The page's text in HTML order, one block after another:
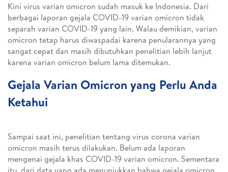
Kini virus varian omicron sudah masuk ke Indonesia. Dari
berbagai laporan gejala COVID-19 varian omicron tidak
separah varian COVID-19 yang lain. Walau demikian, varian
omicron tetap harus diwaspadai karena penularannya yang
sangat cepat dan masih dibutuhkan penelitian lebih lanjut
karena varian omicron belum lama ditemukan.
Gejala Varian Omicron yang Perlu Anda
Ketahui
Sampai saat ini, penelitian tentang virus corona varian
omicron masih terus dilakukan. Belum ada laporan
mengenai gejala khas COVID-19 varian omicron. Sementara